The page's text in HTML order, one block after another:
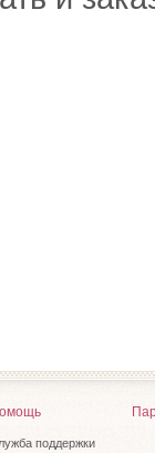
поддержки